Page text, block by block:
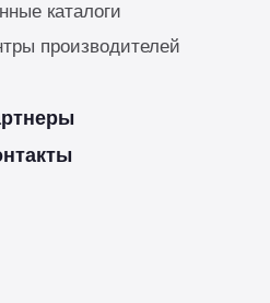
каталоги
производителей